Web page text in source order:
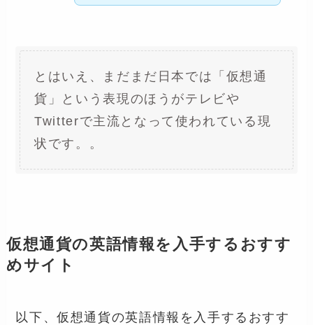
とはいえ、まだまだ日本では「仮想通
貨」という表現のほうがテレビや
Twitterで主流となって使われている現
状です。。
仮想通貨の英語情報を入手するおすす
めサイト
以下、仮想通貨の英語情報を入手するおすす